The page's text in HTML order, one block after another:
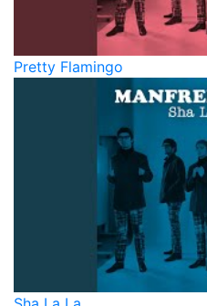
Pretty Flamingo